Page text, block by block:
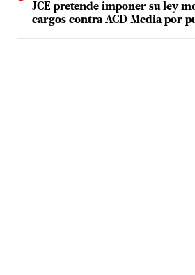
JCE pretende imponer su ley
cargos contra ACD Media por